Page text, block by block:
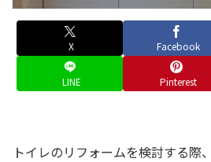
X Facebook
LINE Pinterest
トイレのリフォームを検討する際